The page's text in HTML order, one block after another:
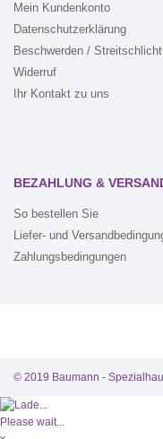
Mein Kundenkonto
Datenschutzerklärung
Beschwerden /
Widerruf
Ihr Kontakt zu uns
BEZAHLUNG &
So bestellen Sie
Liefer- und
Zahlungsbedingungen
© 2019 Baumann -
Please wait...